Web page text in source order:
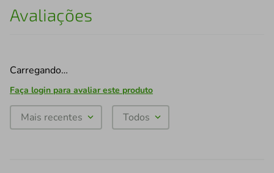
Avaliações
Carregando…
Faça login para avaliar este produto
Mais recentes Todos